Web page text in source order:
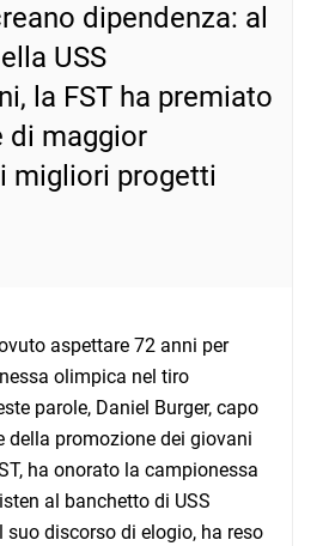
dipendenza: al
USS
la FST ha premiato
di maggior
migliori progetti
aspettare 72 anni per
olimpica nel tiro
parole, Daniel Burger, capo
della promozione dei giovani
ha onorato la campionessa
al banchetto di USS
suo discorso di elogio, ha reso